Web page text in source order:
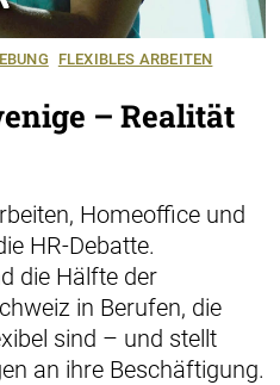
FLEXIBLES ARBEITEN
– Realität
Homeoffice und
­HR-Debatte.
die Hälfte der
in Berufen, die
sind – und stellt
an ihre Beschäftigung.